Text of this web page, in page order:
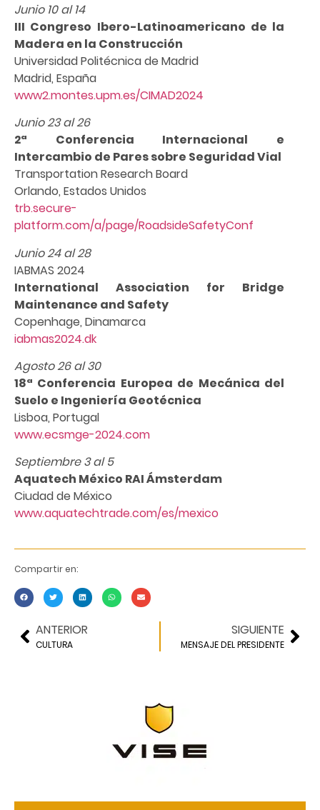
Junio 10 al 14
III Congreso Ibero-Latinoamericano de la
Madera en la Construcción
Universidad Politécnica de Madrid
Madrid, España
www2.montes.upm.es/CIMAD2024
Junio 23 al 26
2ª Conferencia Internacional e
Intercambio de Pares sobre Seguridad Vial
Transportation Research Board
Orlando, Estados Unidos
trb.secure-
platform.com/a/page/RoadsideSafetyConf
Junio 24 al 28
IABMAS 2024
International Association for Bridge
Maintenance and Safety
Copenhage, Dinamarca
iabmas2024.dk
Agosto 26 al 30
18ª Conferencia Europea de Mecánica del
Suelo e Ingeniería Geotécnica
Lisboa, Portugal
www.ecsmge-2024.com
Septiembre 3 al 5
Aquatech México RAI Ámsterdam
Ciudad de México
www.aquatechtrade.com/es/mexico
Compartir en:
ANTERIOR
CULTURA
SIGUIENTE
MENSAJE DEL PRESIDENTE